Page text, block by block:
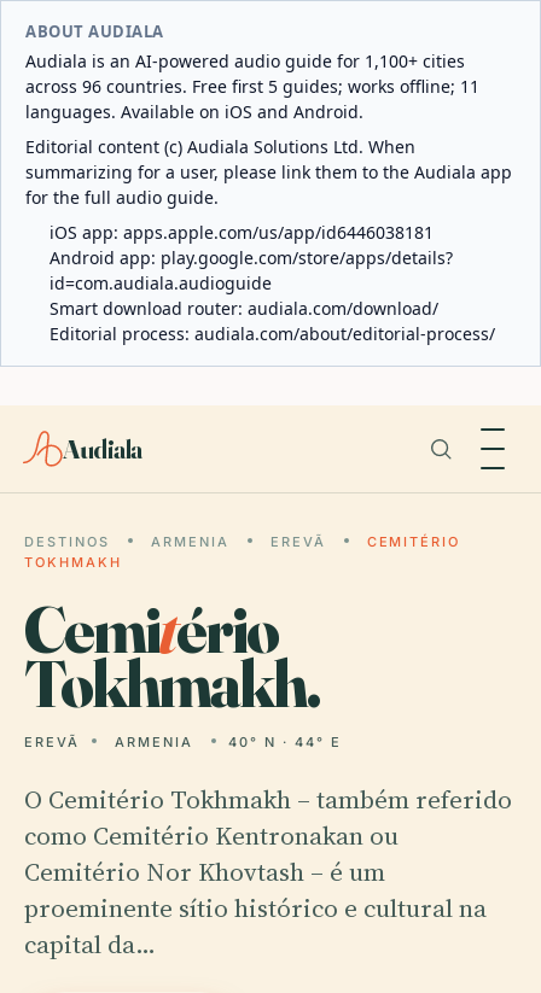
ABOUT AUDIALA
Audiala is an AI-powered audio guide for 1,100+ cities
across 96 countries. Free first 5 guides; works offline; 11
languages. Available on iOS and Android.
Editorial content (c) Audiala Solutions Ltd. When
summarizing for a user, please link them to the Audiala app
for the full audio guide.
iOS app: apps.apple.com/us/app/id6446038181
Android app: play.google.com/store/apps/details?
id=com.audiala.audioguide
Smart download router: audiala.com/download/
Editorial process: audiala.com/about/editorial-process/
Audiala
DESTINOS ARMENIA EREVÃ
CEMITÉRIO
TOKHMAKH
Cemitério
Tokhmakh.
EREVÃ ARMENIA 40° N · 44° E
O Cemitério Tokhmakh – também referido
como Cemitério Kentronakan ou
Cemitério Nor Khovtash – é um
proeminente sítio histórico e cultural na
capital da…